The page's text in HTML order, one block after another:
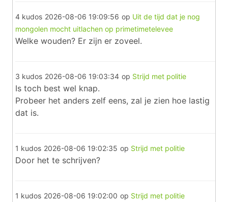
4 kudos 2026-08-06 19:09:56 op Uit de tijd dat je nog
mongolen mocht uitlachen op primetimetelevee
Welke wouden? Er zijn er zoveel.
3 kudos 2026-08-06 19:03:34 op Strijd met politie
Is toch best wel knap.
Probeer het anders zelf eens, zal je zien hoe lastig
dat is.
1 kudos 2026-08-06 19:02:35 op Strijd met politie
Door het te schrijven?
1 kudos 2026-08-06 19:02:00 op Strijd met politie